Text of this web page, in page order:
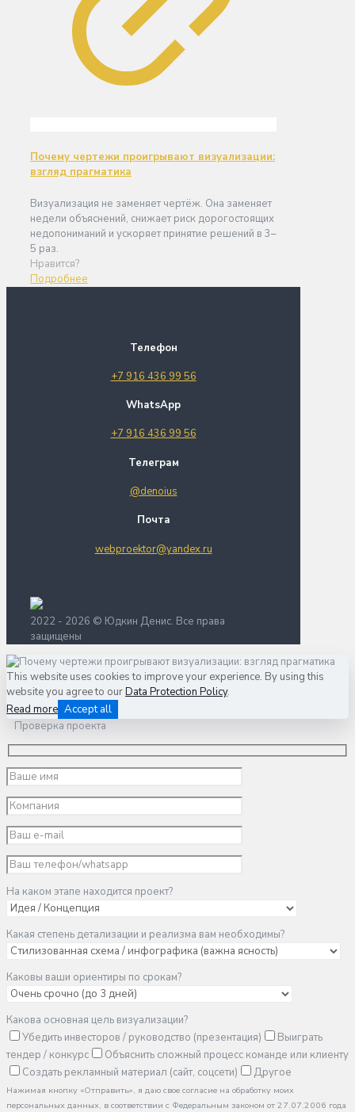
Почему чертежи проигрывают визуализации:
взгляд прагматика
Визуализация не заменяет чертёж. Она заменяет
недели объяснений, снижает риск дорогостоящих
недопониманий и ускоряет принятие решений в 3–
5 раз.
Нравится?
Подробнее
Телефон
+7 916 436 99 56
WhatsApp
+7 916 436 99 56
Телеграм
@denoius
Почта
webproektor@yandex.ru
2022 - 2026 © Юдкин Денис. Все права
защищены
This website uses cookies to improve your experience. By using this
website you agree to ourData Protection Policy.
Read more Accept all
Проверка проекта
На каком этапе находится проект?
Какая степень детализации и реализма вам необходимы?
Каковы ваши ориентиры по срокам?
Какова основная цель визуализации?
Убедить инвесторов / руководство (презентация)
Выиграть
тендер / конкурс
Объяснить сложный процесс команде или клиенту
Создать рекламный материал (сайт, соцсети)
Другое
Нажимая кнопку «Отправить», я даю свое согласие на обработку моих
персональных данных, в соответствии с Федеральным законом от 27.07.2006 года